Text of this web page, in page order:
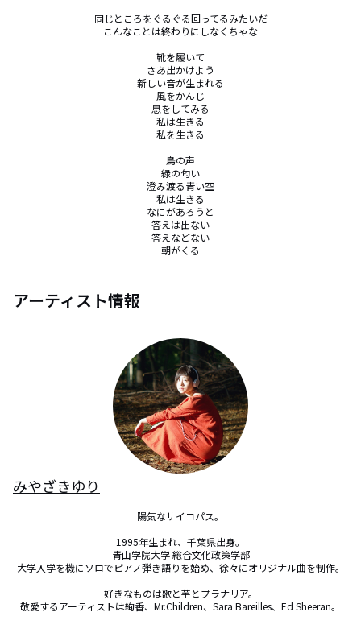
同じところをぐるぐる回ってるみたいだ
こんなことは終わりにしなくちゃな
靴を履いて
さあ出かけよう
新しい音が生まれる
風をかんじ
息をしてみる
私は生きる
私を生きる
鳥の声
緑の匂い
澄み渡る青い空
私は生きる
なにがあろうと
答えは出ない
答えなどない
朝がくる
アーティスト情報
みやざきゆり
陽気なサイコパス。
1995年生まれ、千葉県出身。
青山学院大学 総合文化政策学部
大学入学を機にソロでピアノ弾き語りを始め、徐々にオリジナル曲を制作。
好きなものは歌と芋とプラナリア。
敬愛するアーティストは絢香、Mr.Children、Sara Bareilles、Ed Sheeran。